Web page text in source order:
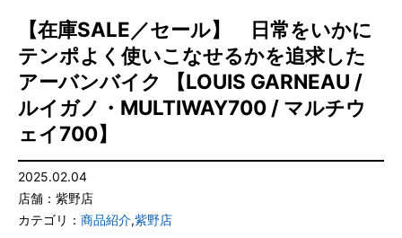
【在庫SALE／セール】 日常をいかに
テンポよく使いこなせるかを追求した
アーバンバイク 【LOUIS GARNEAU /
ルイガノ・MULTIWAY700 / マルチウ
ェイ700】
2025.02.04
店舗：紫野店
カテゴリ： 商品紹介,紫野店